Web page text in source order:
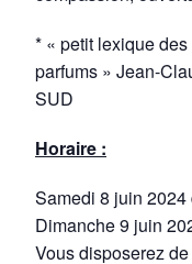
* « petit lexique
parfums » Jean-
SUD
Horaire :
Samedi 8 juin 2024
Dimanche 9 juin
Vous disposerez